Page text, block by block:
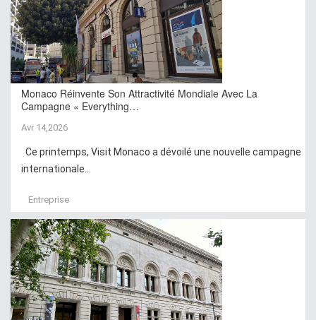
Monaco Réinvente Son Attractivité Mondiale Avec La
Campagne « Everything…
Avr 14,2026
Ce printemps, Visit Monaco a dévoilé une nouvelle campagne
internationale...
Entreprise